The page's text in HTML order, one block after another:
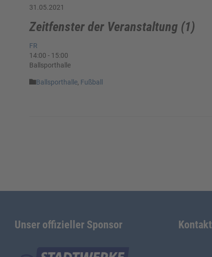
31.05.2021
Zeitfenster der Veranstaltung (1)
FR
14:00 - 15:00
Ballsporthalle
Category
Ballsporthalle, Fußball
Unser offizieller Sponsor Kontakt